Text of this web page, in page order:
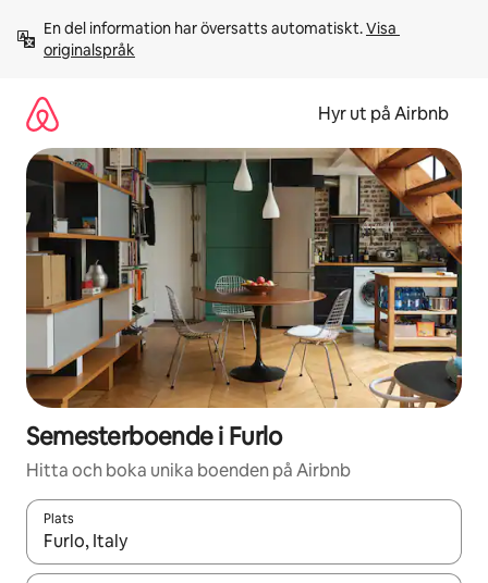
innehåll
En del information har översatts automatiskt. Visa
originalspråk
Hyr ut på Airbnb
Semesterboende i Furlo
Hitta och boka unika boenden på Airbnb
Plats
När resultaten är tillgängliga kan du navigera med upp- och